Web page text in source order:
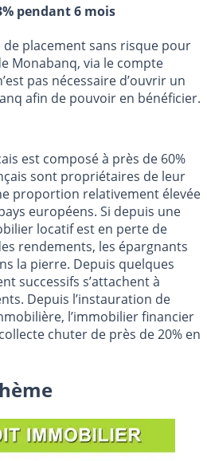
pendant 6 mois
placement sans risque pour
Monabanq, via le compte
pas nécessaire d’ouvrir un
afin de pouvoir en bénéficier.
est composé à près de 60%
sont propriétaires de leur
proportion relativement élevée
européens. Si depuis une
locatif est en perte de
rendements, les épargnants
la pierre. Depuis quelques
successifs s’attachent à
Depuis l’instauration de
l’immobilier financier
collecte chuter de près de 20% en